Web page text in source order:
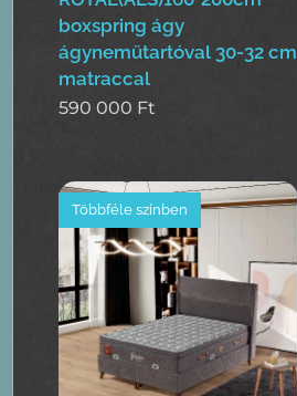
boxspring ágy
ágyneműtartóval 30-32 cm
matraccal
590 000 Ft
Többféle színben